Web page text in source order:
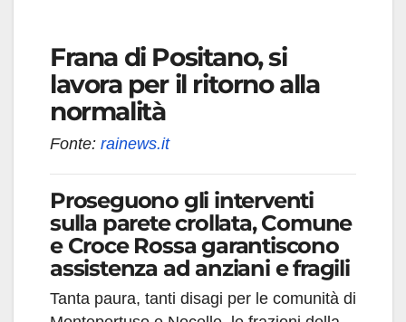
Frana di Positano, si
lavora per il ritorno alla
normalità
Fonte: rainews.it
Proseguono gli interventi
sulla parete crollata, Comune
e Croce Rossa garantiscono
assistenza ad anziani e fragili
Tanta paura, tanti disagi per le comunità di